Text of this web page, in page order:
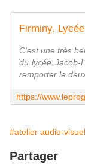
C'est une très
du lycée Jacob-
remporter le
#atelier audio-visuel
Partager